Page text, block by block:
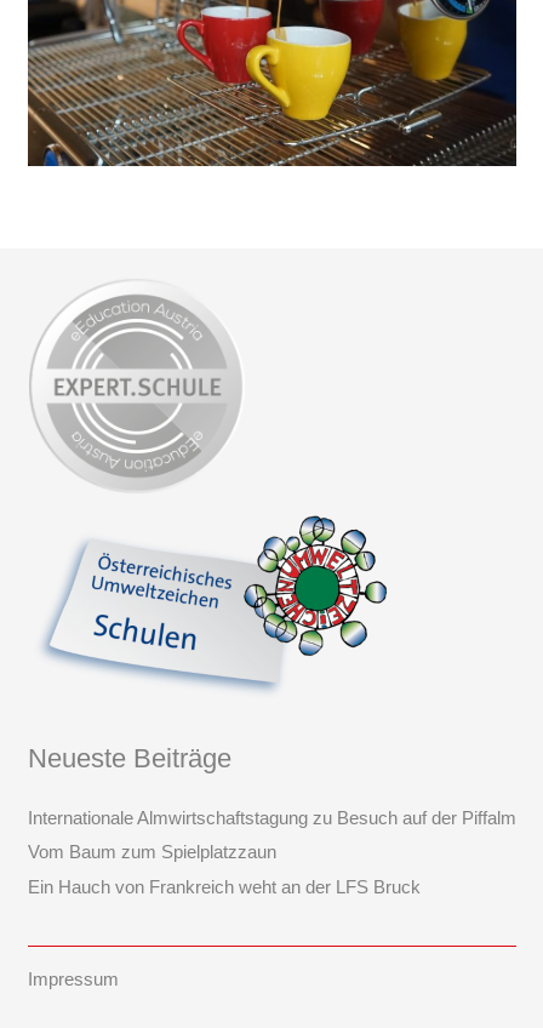
Neueste Beiträge
Internationale Almwirtschaftstagung zu Besuch auf der Piffalm
Vom Baum zum Spielplatzzaun
Ein Hauch von Frankreich weht an der LFS Bruck
Impressum